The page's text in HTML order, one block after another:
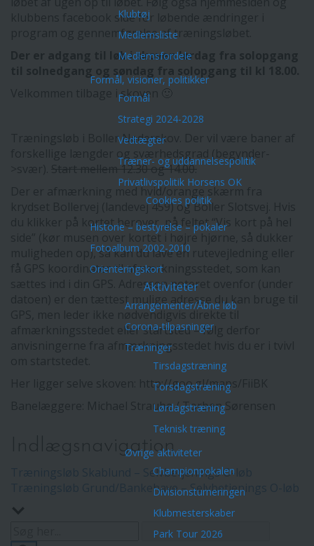
Klubtøj
Medlemsliste
Medlemsfordele
Formål, visioner, politikker
Formål
Strategi 2024-2028
Vedtægter
Træner- og uddannelsespolitik
Privatlivspolitik Horsens OK
Cookies politik
Historie – bestyrelse – pokaler
Fotoalbum 2002-2010
Orienteringskort
Aktiviteter
Arrangementer/Åbne løb
Corona-tilpasninger
Træninger
Tirsdagstræning
Torsdagstræning
Lørdagstræning
Teknisk træning
Øvrige aktiviteter
Championpokalen
Divisionsturneringen
Klubmesterskaber
Park Tour 2026
klubbens facebook side for løbende ændringer i
program og gennemførelse af træningsløbet.
Der er adgang til løb i skoven lørdag fra solopgang
Velkommen tilbage i skoven 🙂
Træningsløb i Boller Nederskov. Der vil være baner af
forskellige længder og sværhedsgrad (begynder-
Start mellem 12.30 og 14.00.
Der er afmærkning med hvid/orange skærm fra
krydset Bollervej (landevej 459) og Boller Slotsvej. Hvis
du klikker på kortet herover, på feltet “Vis kort på hel
side” (kør musen over kortet i højre hjørne, så dukker
muligheden op), så kan du lave en rutevejledning eller
få GPS koordinater til afmærkningsstedet, som kan
sættes ind i din GPS. Adressen noteret ovenfor (under
datoen) er den tættest mulige adresse du kan bruge til
GPS, men leder ikke nødvendigvis direkte til
afmærkningsstedet eller startsted – følg derfor
anvisningerne fra afmærkningsstedet hvis du er i tvivl
Her ligger selve skoven: http://goo.gl/maps/FiiBK
Banelæggere: Michael Straube / Torben Sørensen
Indlægsnavigation
Træningsløb Skablund – Selvbetjenings O-løb
Træningsløb Grund/Bankehave – Selvbetjenings O-løb